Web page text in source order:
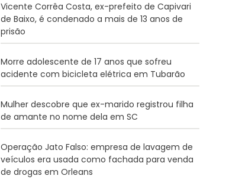
Vicente Corrêa Costa, ex-prefeito de Capivari
de Baixo, é condenado a mais de 13 anos de
prisão
Morre adolescente de 17 anos que sofreu
acidente com bicicleta elétrica em Tubarão
Mulher descobre que ex-marido registrou filha
de amante no nome dela em SC
Operação Jato Falso: empresa de lavagem de
veículos era usada como fachada para venda
de drogas em Orleans